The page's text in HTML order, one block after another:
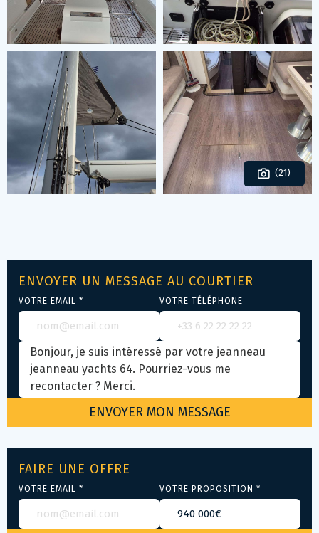
(21)
ENVOYER UN MESSAGE AU COURTIER
VOTRE EMAIL * VOTRE TÉLÉPHONE
FAIRE UNE OFFRE
VOTRE EMAIL * VOTRE PROPOSITION *